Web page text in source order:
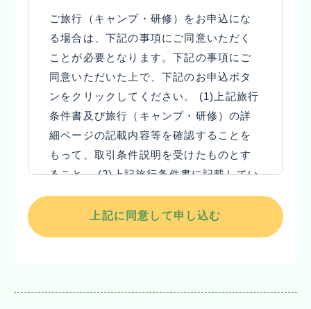
費」と表記されている文言については「旅行
代金」と読み替えるものとします。
(4) 当社は、お客様が当社の定める旅行日程
に従って運送・宿泊機関等の提供する運送・
宿泊その他の旅行に関するサービス（以下、
「旅行サービス」といいます。）の提供を受
けることができるように、手配し、旅程を管
理することを引き受けます。
２ 旅行のお申込みと旅行契約の成立
(1) 当社及び旅行業法で規定された受託営業
所（以下、「当社ら」といいます。）にて当
段によって所定の事項を送信の上、下記のお
施する旅行であり、この旅行に参加されるお
客様は当社と募集型企画旅行契約（以下、
「旅行契約」といいます。）を締結すること
になります。
(2) 旅行契約の内容・条件は、募集広告、パ
ンフレット、本旅行条件書、本旅行出発前に
お渡しする確定書面（最終旅行日程表）及び
当社旅行業約款募集型企画旅行契約の部によ
ります。
(3) 募集広告、パンフレット、その他当社が
発行する文書等において「参加者」と表記さ
(4) 当社は、お客様が当社の定める旅行日程
ご旅行（キャンプ・研修）をお申込にな
る場合は、下記の事項にご同意いただく
ことが必要となります。下記の事項にご
同意いただいた上で、下記のお申込ボタ
ンをクリックしてください。 (1)上記旅行
条件書及び旅行（キャンプ・研修）の詳
細ページの記載内容等を確認することを
もって、取引条件説明を受けたものとす
ること。 (2)上記旅行条件書に記載してい
る個人情報の取り扱いについて同意する
上記に同意して申し込む